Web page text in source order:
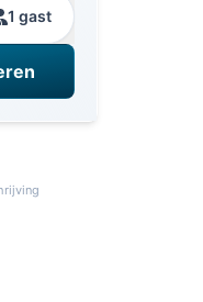
1 gast